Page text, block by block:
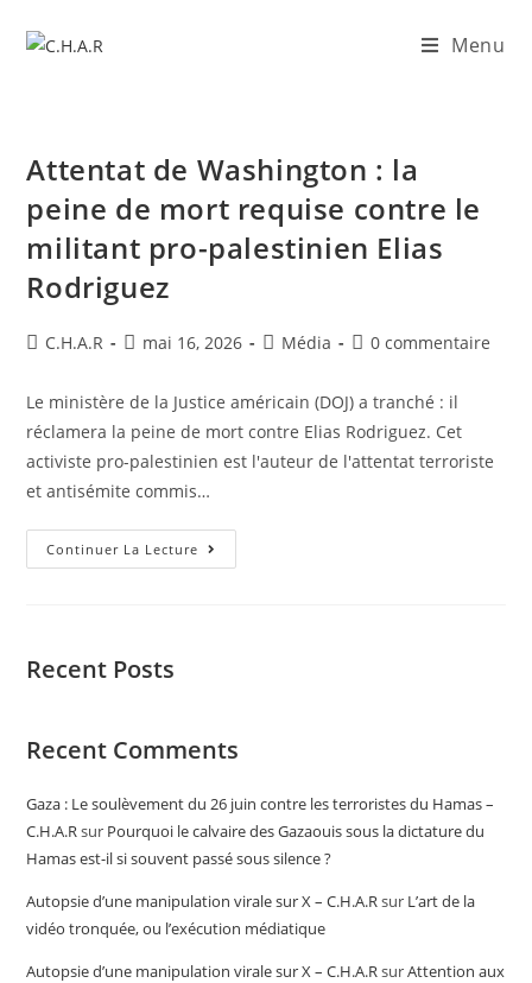
Menu
Attentat de Washington : la
peine de mort requise contre le
militant pro-palestinien Elias
Rodriguez
C.H.A.R mai 16, 2026 Média 0 commentaire
Le ministère de la Justice américain (DOJ) a tranché : il
réclamera la peine de mort contre Elias Rodriguez. Cet
activiste pro-palestinien est l'auteur de l'attentat terroriste
et antisémite commis…
Continuer La Lecture
Recent Posts
Recent Comments
Gaza : Le soulèvement du 26 juin contre les terroristes du Hamas –
C.H.A.Rsur Pourquoi le calvaire des Gazaouis sous la dictature du
Hamas est-il si souvent passé sous silence ?
Autopsie d’une manipulation virale sur X – C.H.A.Rsur L’art de la
vidéo tronquée, ou l’exécution médiatique
Autopsie d’une manipulation virale sur X – C.H.A.RsurAttention aux